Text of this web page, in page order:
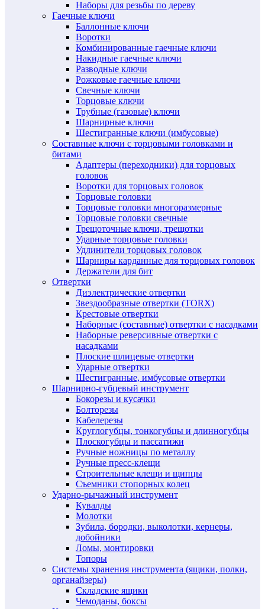
Наборы для резьбы по дереву
Гаечные ключи
Баллонные ключи
Воротки
Комбинированные гаечные ключи
Накидные гаечные ключи
Разводные ключи
Рожковые гаечные ключи
Свечные ключи
Торцовые ключи
Трубные (газовые) ключи
Шарнирные ключи
Шестигранные ключи (имбусовые)
Составные ключи с торцовыми головками и
битами
Адаптеры (переходники) для торцовых
головок
Воротки для торцовых головок
Торцовые головки
Торцовые головки многоразмерные
Торцовые головки свечные
Трещоточные ключи, трещотки
Ударные торцовые головки
Удлинители торцовых головок
Шарниры карданные для торцовых головок
Держатели для бит
Отвертки
Диэлектрические отвертки
Звездообразные отвертки (TORX)
Крестовые отвертки
Наборные (составные) отвертки с насадками
Наборные реверсивные отвертки с
насадками
Плоские шлицевые отвертки
Ударные отвертки
Шестигранные, имбусовые отвертки
Шарнирно-губцевый инструмент
Бокорезы и кусачки
Болторезы
Кабелерезы
Круглогубцы, тонкогубцы и длинногубцы
Плоскогубцы и пассатижи
Ручные ножницы по металлу
Ручные пресс-клещи
Строительные клещи и щипцы
Съемники стопорных колец
Ударно-рычажный инструмент
Кувалды
Молотки
Зубила, бородки, выколотки, кернеры,
добойники
Ломы, монтировки
Топоры
Системы хранения инструмента (ящики, полки,
органайзеры)
Складские ящики
Чемоданы, боксы